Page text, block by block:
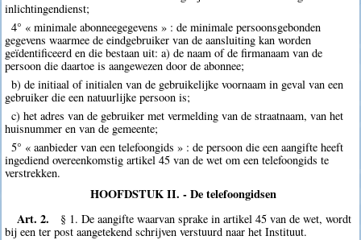
inlichtingendienst;
4° « minimale abonneegegevens » : de minimale persoonsgebonden
gegevens waarmee de eindgebruiker van de aansluiting kan worden
geïdentificeerd en die bestaan uit: a) de naam of de firmanaam van de
persoon die daartoe is aangewezen door de abonnee;
b) de initiaal of initialen van de gebruikelijke voornaam in geval van een
gebruiker die een natuurlijke persoon is;
c) het adres van de gebruiker met vermelding van de straatnaam, van het
huisnummer en van de gemeente;
5° « aanbieder van een telefoongids » : de persoon die een aangifte heeft
ingediend overeenkomstig artikel 45 van de wet om een telefoongids te
verstrekken.
HOOFDSTUK II. - De telefoongidsen
Art. 2.
§ 1. De aangifte waarvan sprake in artikel 45 van de wet, wordt
bij een ter post aangetekend schrijven verstuurd naar het Instituut.